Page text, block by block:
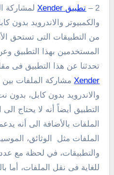
2 – تطبيق Xender
لمشاركة
والكمبيوتر والاندرويد بدون
من التطبيقات التى تستحق
المستخدمين بهذا التطبيق
تحدثنا عن هذا التطبيق فى
Xenderمشاركة الملفات بين
والاندرويد بدون كابل، بدون
التطبيق أيضاً أنه لا يحتاج
الملفات بالأضافة الى أنه
الملفات مثل الوثائق،
والتطبيقات، في لحظة مع
للغاية فى نقل الملفات، أما